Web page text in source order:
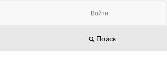
Войти
Поиск